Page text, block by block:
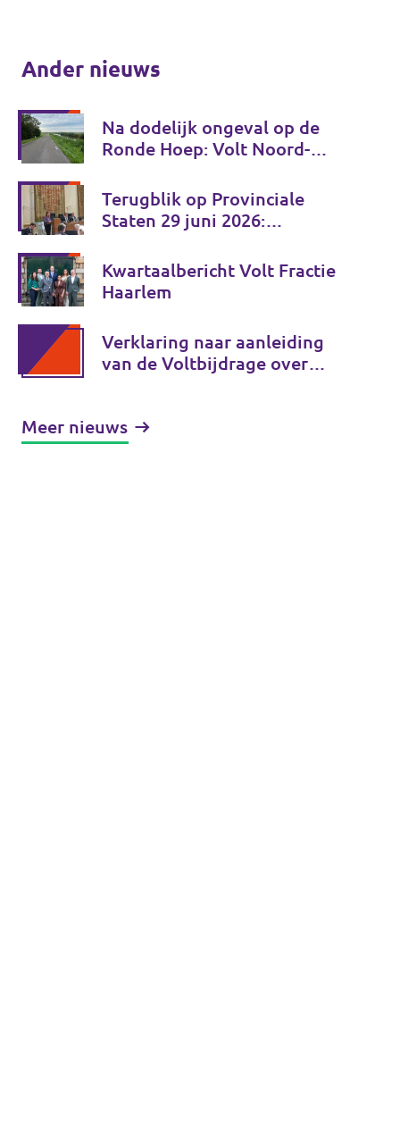
Ander nieuws
Na dodelijk ongeval op de
Ronde Hoep: Volt Noord-
verkeersveiligheidsplan
Terugblik op Provinciale
Staten 29 juni 2026:
Noord-Holland
Kwartaalbericht Volt Fractie
Haarlem
Verklaring naar aanleiding
van de Voltbijdrage over
Meer nieuws